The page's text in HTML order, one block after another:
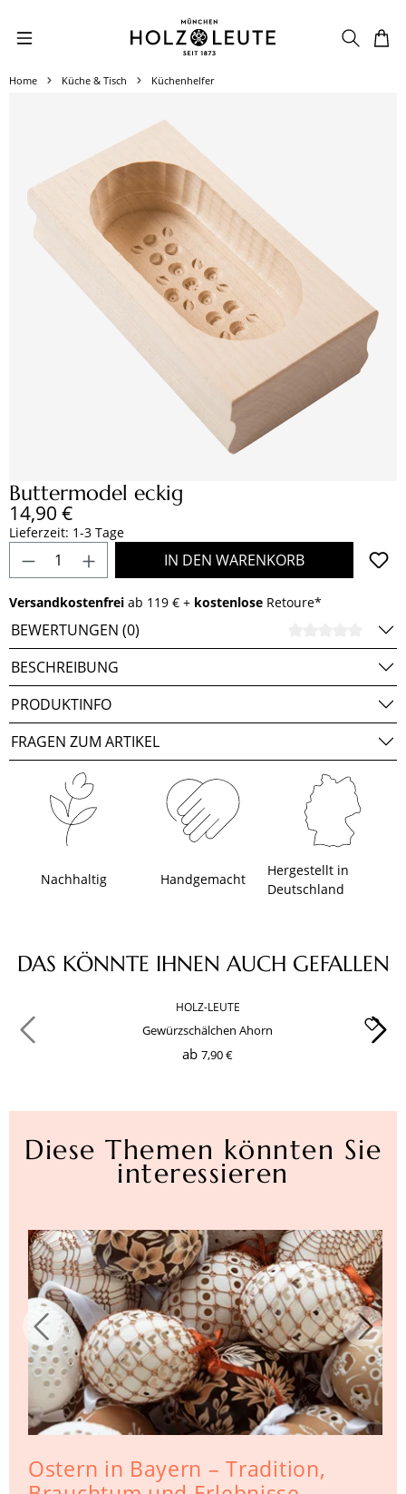
Zum Hauptinhalt springen
Home Küche & Tisch Küchenhelfer
Buttermodel eckig
Regulärer Preis:
14,90 €
Lieferzeit: 1-3 Tage
Produkt Anzahl: Gib den gewünschten
IN DEN WARENKORB
Versandkostenfrei ab 119 € + kostenlose Retoure*
BEWERTUNGEN (0)
BESCHREIBUNG
PRODUKTINFO
FRAGEN ZUM ARTIKEL
Nachhaltig Handgemacht
Hergestellt in
Deutschland
Produktgalerie überspringen
DAS KÖNNTE IHNEN AUCH GEFALLEN
HOLZ-LEUTE
Gewürzschälchen Ahorn
ab 7,90 €
Diese Themen könnten Sie
interessieren
Ostern in Bayern – Tradition,